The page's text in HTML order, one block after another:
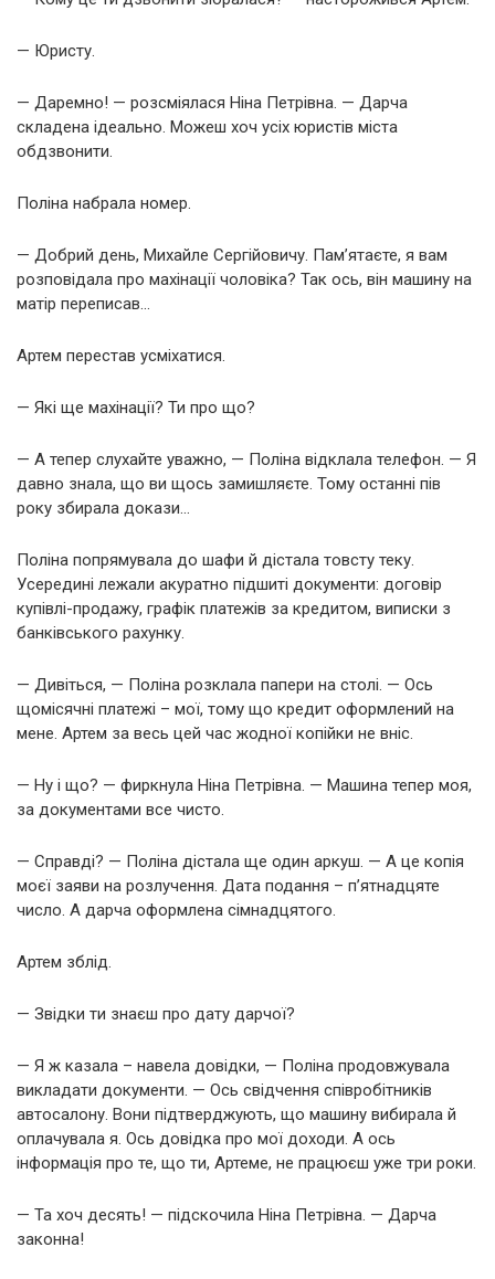
— Юристу.
— Даремно! — розсміялася Ніна Петрівна. — Дарча
складена ідеально. Можеш хоч усіх юристів міста
обдзвонити.
Поліна набрала номер.
— Добрий день, Михайле Сергійовичу. Пам’ятаєте, я вам
розповідала про махінації чоловіка? Так ось, він машину на
матір переписав…
Артем перестав усміхатися.
— Які ще махінації? Ти про що?
— А тепер слухайте уважно, — Поліна відклала телефон. — Я
давно знала, що ви щось замишляєте. Тому останні пів
року збирала докази…
Поліна попрямувала до шафи й дістала товсту теку.
Усередині лежали акуратно підшиті документи: договір
купівлі-продажу, графік платежів за кредитом, виписки з
банківського рахунку.
— Дивіться, — Поліна розклала папери на столі. — Ось
щомісячні платежі – мої, тому що кредит оформлений на
мене. Артем за весь цей час жодної копійки не вніс.
— Ну і що? — фиркнула Ніна Петрівна. — Машина тепер моя,
за документами все чисто.
— Справді? — Поліна дістала ще один аркуш. — А це копія
моєї заяви на розлучення. Дата подання – п’ятнадцяте
число. А дарча оформлена сімнадцятого.
Артем зблід.
— Звідки ти знаєш про дату дарчої?
— Я ж казала – навела довідки, — Поліна продовжувала
викладати документи. — Ось свідчення співробітників
автосалону. Вони підтверджують, що машину вибирала й
оплачувала я. Ось довідка про мої доходи. А ось
інформація про те, що ти, Артеме, не працюєш уже три роки.
— Та хоч десять! — підскочила Ніна Петрівна. — Дарча
законна!